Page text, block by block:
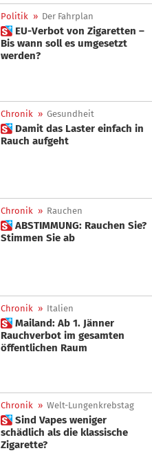
Politik » Der Fahrplan
 EU-Verbot von Zigaretten –
Bis wann soll es umgesetzt
werden?
Chronik » Gesundheit
 Damit das Laster einfach in
Rauch aufgeht
Chronik » Rauchen
 ABSTIMMUNG: Rauchen Sie?
Stimmen Sie ab
Chronik » Italien
 Mailand: Ab 1. Jänner
Rauchverbot im gesamten
öffentlichen Raum
Chronik » Welt-Lungenkrebstag
 Sind Vapes weniger
schädlich als die klassische
Zigarette?